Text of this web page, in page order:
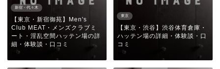
新宿・代々木
【東京・新宿御苑】Men's
Club MEAT・メンズクラブミ
ート・淫乱空間ハッテン場の詳
細・体験談・口コミ
東京
【東京・渋谷】渋谷体育倉庫・
ハッテン場の詳細・体験談・口
コミ